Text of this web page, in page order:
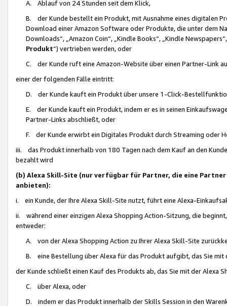
A. Ablauf von 24 Stunden seit dem Klick,
B. der Kunde bestellt ein Produkt, mit Ausnahme eines digitalen
Download einer Amazon Software oder Produkte, die unter dem
Downloads“, „Amazon Coin“, „Kindle Books“, „Kindle
Produkt“) vertrieben werden, oder
C. der Kunde ruft eine Amazon-Website über einen Partner-Link
einer der folgenden Fälle eintritt:
D. der Kunde kauft ein Produkt über unsere 1-Click-
E. der Kunde kauft ein Produkt, indem er es in seinen
Partner-Links abschließt, oder
F. der Kunde erwirbt ein Digitales Produkt durch Streaming oder
iii. das Produkt innerhalb von 180 Tagen nach dem Kauf an den
bezahlt wird
(b) Alexa Skill-Site (nur verfügbar für Partner, die eine
anbieten):
i. ein Kunde, der Ihre Alexa Skill-Site nutzt, führt eine Alexa-
ii. während einer einzigen Alexa Shopping Action-Sitzung, die
entweder:
A. von der Alexa Shopping Action zu Ihrer Alexa Skill-Site
B. eine Bestellung über Alexa für das Produkt aufgibt, das Sie mit
der Kunde schließt einen Kauf des Produkts ab, das Sie mit der Alexa
C. über Alexa, oder
D. indem er das Produkt innerhalb der Skills Session in den